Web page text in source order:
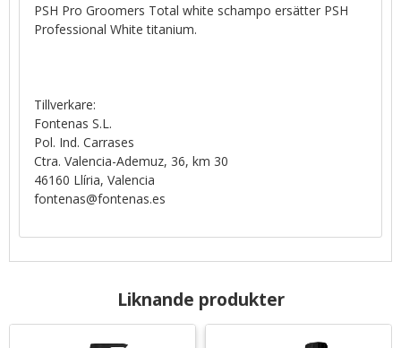
PSH Pro Groomers Total white schampo ersätter PSH
Professional White titanium.
Tillverkare:
Fontenas S.L.
Pol. Ind. Carrases
Ctra. Valencia-Ademuz, 36, km 30
46160 Llíria, Valencia
fontenas@fontenas.es
Liknande produkter